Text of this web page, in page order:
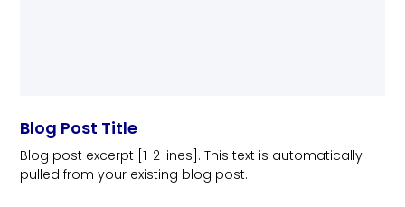
Blog Post Title
Blog post excerpt [1-2 lines]. This text is automatically
pulled from your existing blog post.